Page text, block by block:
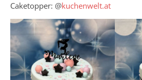
Caketopper: @kuchenwelt.at